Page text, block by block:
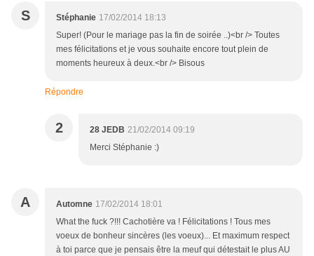
S Stéphanie 17/02/2014 18:13
Super! (Pour le mariage pas la fin de soirée ..)<br /> Toutes
mes félicitations et je vous souhaite encore tout plein de
moments heureux à deux.<br /> Bisous
Répondre
2 28 JEDB 21/02/2014 09:19
Merci Stéphanie :)
A Automne 17/02/2014 18:01
What the fuck ?!!! Cachotière va ! Félicitations ! Tous mes
voeux de bonheur sincères (les voeux)... Et maximum respect
à toi parce que je pensais être la meuf qui détestait le plus AU